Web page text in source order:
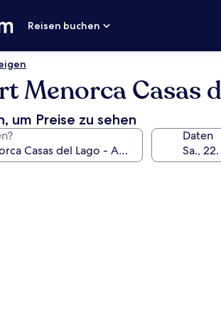
Reisen buchen
Menorca Casas
um Preise zu sehen
Daten